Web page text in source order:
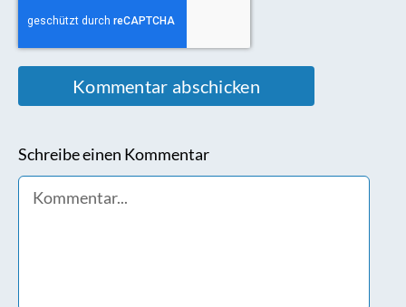
Schreibe einen Kommentar
Comment